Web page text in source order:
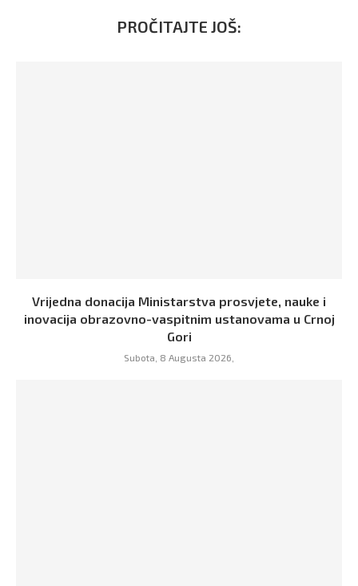
PROČITAJTE JOŠ:
Vrijedna donacija Ministarstva prosvjete, nauke i
inovacija obrazovno-vaspitnim ustanovama u Crnoj
Gori
Subota, 8 Augusta 2026,